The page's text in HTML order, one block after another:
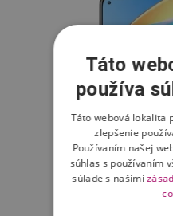
Táto
používa
Táto webová lokalita
zlepšenie
Používaním našej
súhlas s používaním
súlade s našimi